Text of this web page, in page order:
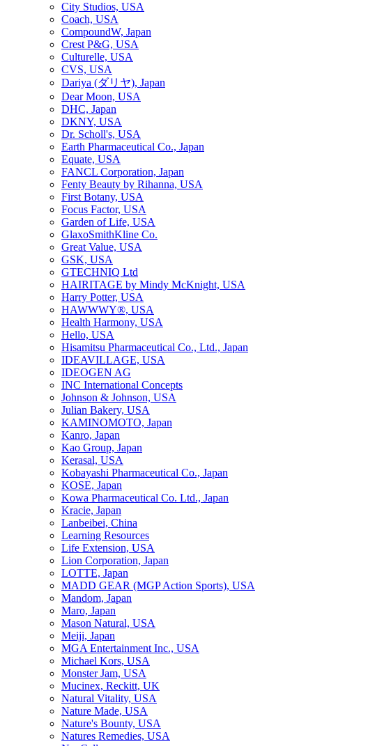
City Studios, USA
Coach, USA
CompoundW, Japan
Crest P&G, USA
Culturelle, USA
CVS, USA
Dariya (ダリヤ), Japan
Dear Moon, USA
DHC, Japan
DKNY, USA
Dr. Scholl's, USA
Earth Pharmaceutical Co., Japan
Equate, USA
FANCL Corporation, Japan
Fenty Beauty by Rihanna, USA
First Botany, USA
Focus Factor, USA
Garden of Life, USA
GlaxoSmithKline Co.
Great Value, USA
GSK, USA
GTECHNIQ Ltd
HAIRITAGE by Mindy McKnight, USA
Harry Potter, USA
HAWWWY®, USA
Health Harmony, USA
Hello, USA
Hisamitsu Pharmaceutical Co., Ltd., Japan
IDEAVILLAGE, USA
IDEOGEN AG
INC International Concepts
Johnson & Johnson, USA
Julian Bakery, USA
KAMINOMOTO, Japan
Kanro, Japan
Kao Group, Japan
Kerasal, USA
Kobayashi Pharmaceutical Co., Japan
KOSE, Japan
Kowa Pharmaceutical Co. Ltd., Japan
Kracie, Japan
Lanbeibei, China
Learning Resources
Life Extension, USA
Lion Corporation, Japan
LOTTE, Japan
MADD GEAR (MGP Action Sports), USA
Mandom, Japan
Maro, Japan
Mason Natural, USA
Meiji, Japan
MGA Entertainment Inc., USA
Michael Kors, USA
Monster Jam, USA
Mucinex, Reckitt, UK
Natural Vitality, USA
Nature Made, USA
Nature's Bounty, USA
Natures Remedies, USA